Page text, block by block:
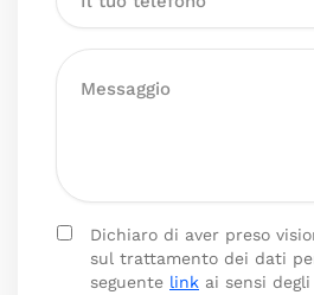
Dichiaro di aver preso
sul trattamento dei dati
seguente link ai sensi